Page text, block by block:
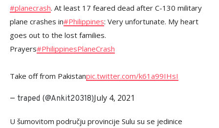
#planecrash. At least 17 feared dead after C-130 military
plane crashes in#Philippines: Very unfortunate. My heart
goes out to the lost families.
Prayers#PhilippinesPlaneCrash
Take off from Pakistanpic.twitter.com/k61a99IHsI
— traped (@Ankit20318)July 4, 2021
U šumovitom području provincije Sulu su se jedinice